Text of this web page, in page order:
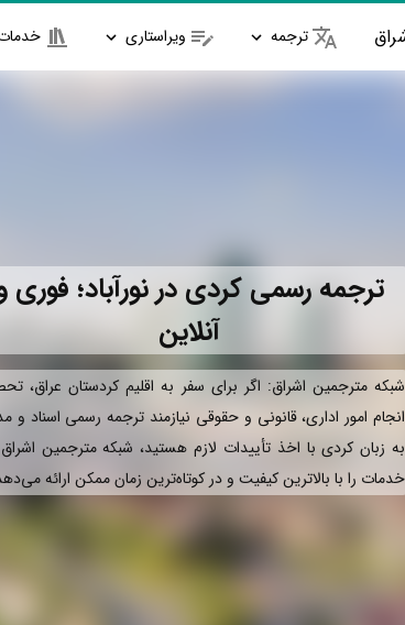
ترجمه ویراستاری
ترجمه رسمی کردی در نورآباد؛ فوری
آنلاین
شبکه مترجمین اشراق: اگر برای سفر به اقلیم کردستان عراق،
انجام امور اداری، قانونی و حقوقی نیازمند ترجمه رسمی اسناد و
به زبان کردی با اخذ تأییدات لازم هستید، شبکه مترجمین
خدمات را با بالاترین کیفیت و در کوتاه‌ترین زمان ممکن ارائه